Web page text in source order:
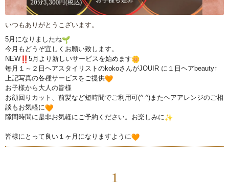
いつもありがとうこざいます。
5月になりましたね
今月もどうぞ宜しくお願い致します。
NEW
5月より新しいサービスを始めます
毎月１～２日ヘアスタイリストのkokoさんがJOUIR に１日ヘアbeauty↑
上記写真の各種サービスをご提供
お子様から大人の皆様
お顔回りカット、前髪など短時間でご利用可(^-^)またヘアア レンジのご相
談もお気軽に
隙間時間に是非お気軽にご予約ください。お楽しみに
皆様にとって良い１ヶ月になりますように
1